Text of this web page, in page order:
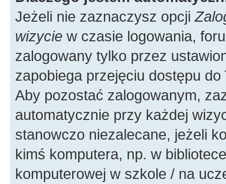
Jeżeli nie zaznaczysz opcji
wizycie w czasie logowania,
zalogowany tylko przez
zapobiega przejęciu dostępu
Aby pozostać zalogowanym,
automatycznie przy każdej
stanowczo niezalecane, jeżeli
kimś komputera, np. w
komputerowej w szkole / na